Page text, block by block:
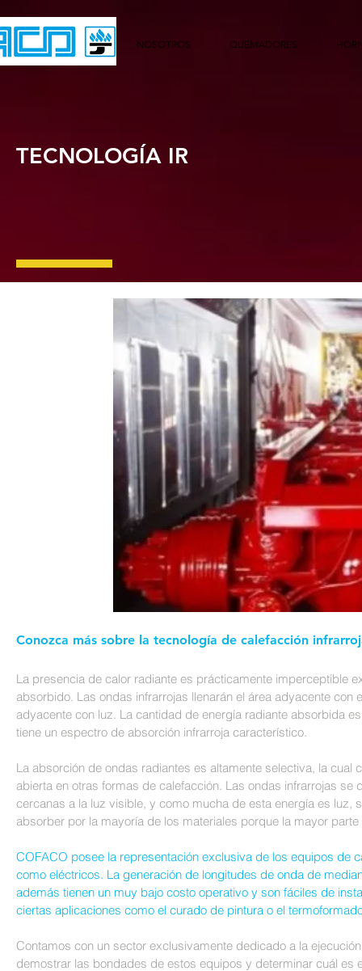
NOSOTROS QUEMADORES
TECNOLOGÍA IR
Conozca más sobre la tecnología de calefacción
La presencia de calor radiante es prácticamente imperceptible
absorbido. Las ondas infrarrojas llenarán el área adyacente
adyacente con luz. La cantidad de energía radiante absorbida
tiene un espectro de absorción infrarroja característico.
La absorción de ondas radiantes es altamente selectiva, la
abierta en otras formas de calefacción. Las ondas infrarrojas
cercanas a la luz visible, y como mucha de esta energía es
absorber por la mayoría de los materiales porque la mayor
COFACO posee la representación exclusiva de los equipos de
como eléctricos. La generación de longitudes de onda de
además tienen un muy bajo costo operativo y son fáciles de
ciertas aplicaciones como el curado de pintura o el
Contamos con un sector exclusivamente dedicado a la
demostrar las bondades de estos equipos y determinar cuál